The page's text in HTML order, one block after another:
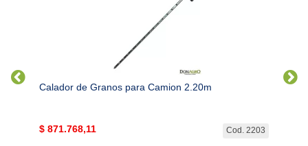
Calador de Granos para Camion 2.20m
Cod. 2203
$ 871.768,11